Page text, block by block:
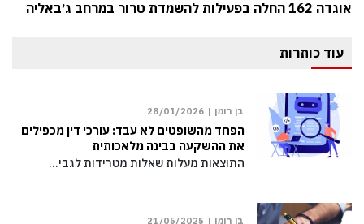
אוגדה 162 החלה בפעילות להשמדת טרור במרחב ג׳באליה
עוד כותרות
בן רומן | 28/01/2026
הפחד מהשופטים לא עבד: עורכי דין מכפילים
את ההשקעה בבינה מלאכותית
התוצאות מעלות שאלות מטרידות לגבי…
בן רומן | 21/05/2025